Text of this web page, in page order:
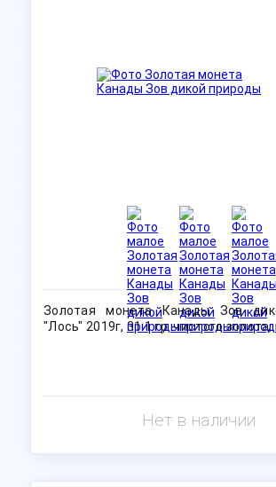
Золотая монета Канады Зов
"Лось" 2019г, 31.1 гр. чистого
Нет в наличии